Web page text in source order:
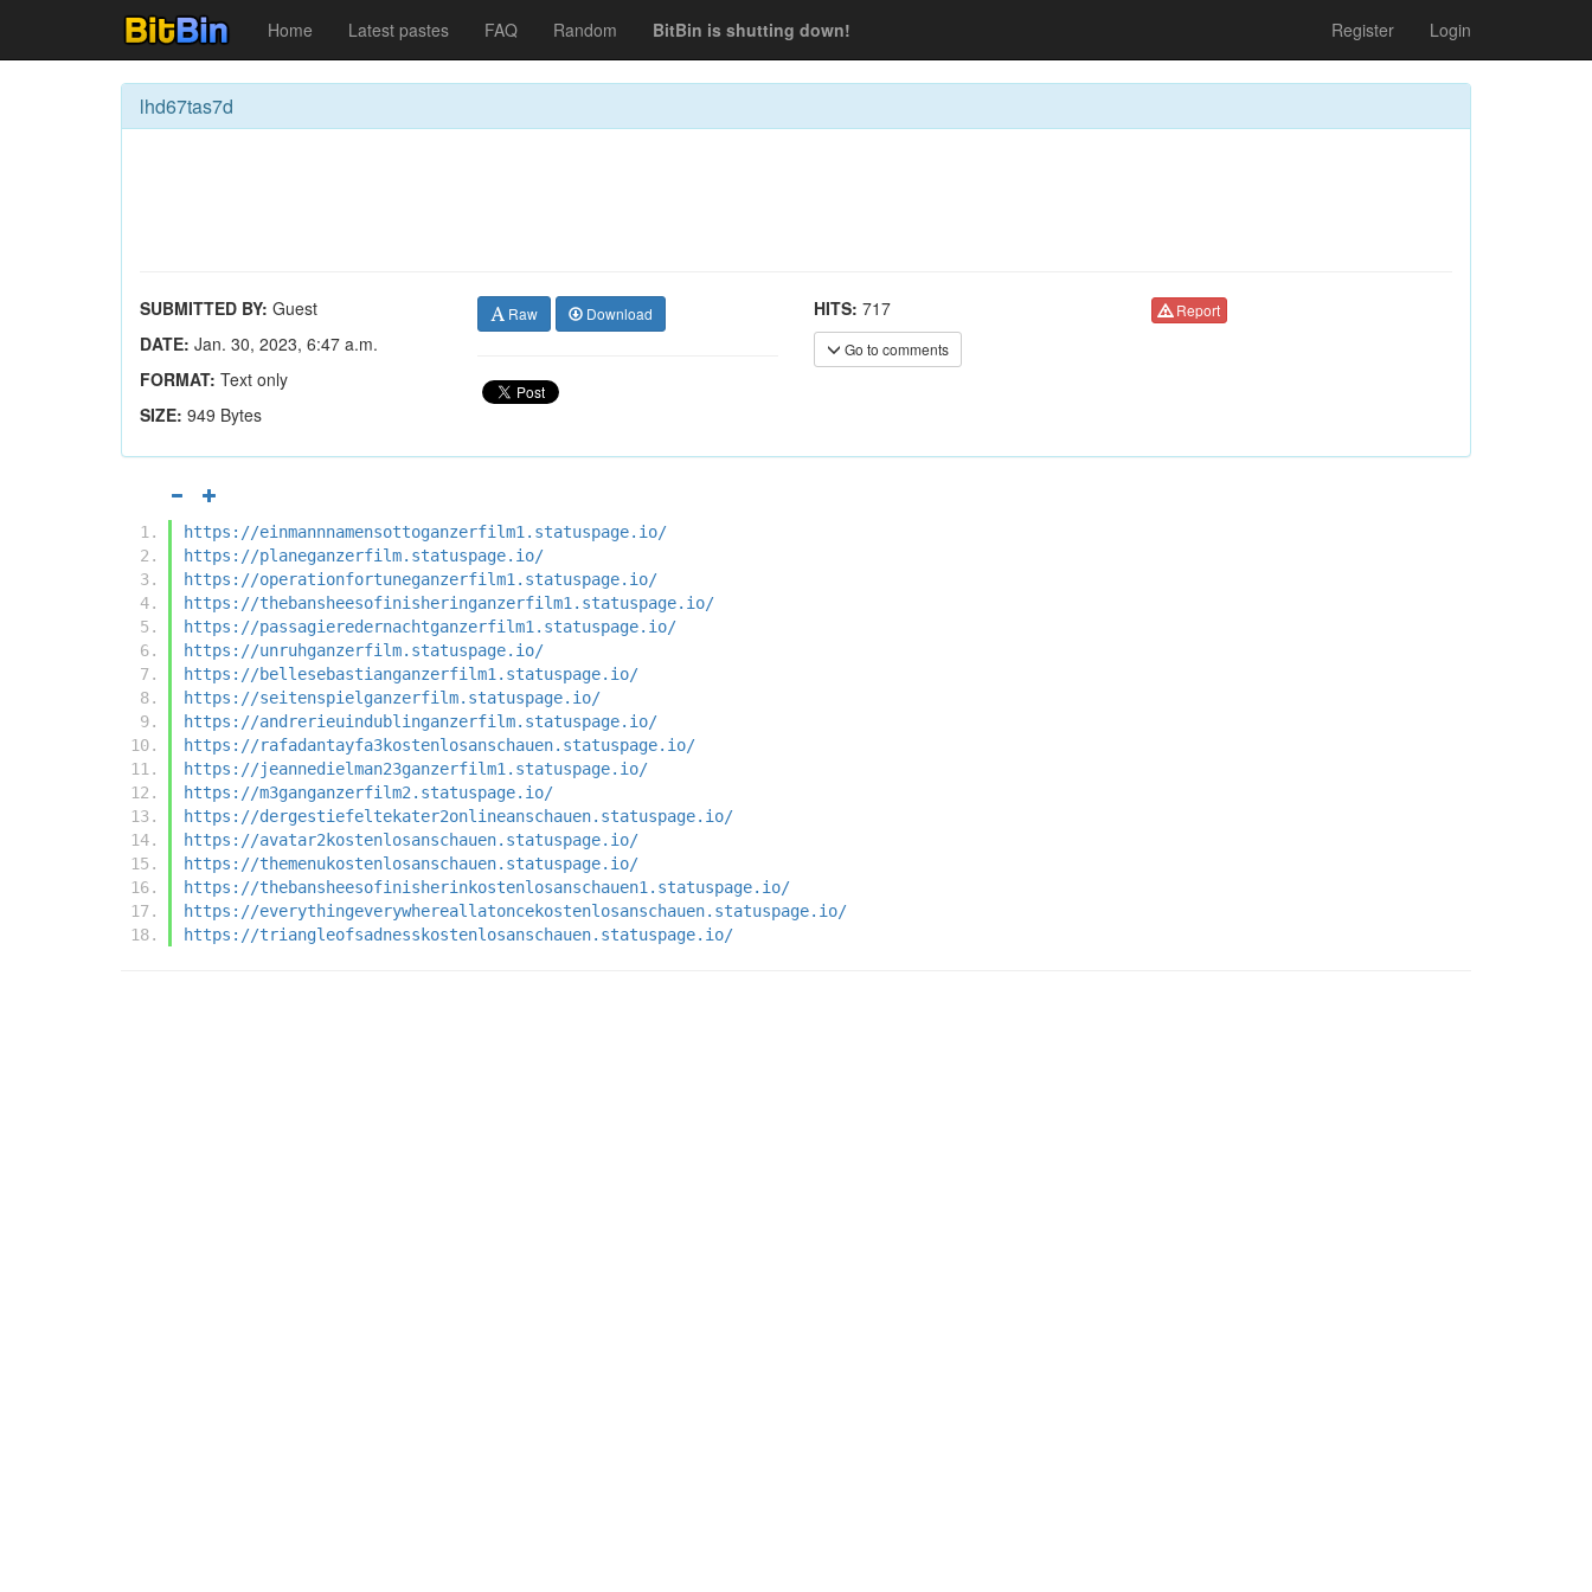
Home Latest pastes FAQ Random BitBin is shutting down! Register Login
lhd67tas7d
SUBMITTED BY: Guest
DATE: Jan. 30, 2023, 6:47 a.m.
FORMAT: Text only
SIZE: 949 Bytes
Raw Download HITS: 717
Go to comments
Report
https://einmannnamensottoganzerfilm1.statuspage.io/
https://planeganzerfilm.statuspage.io/
https://operationfortuneganzerfilm1.statuspage.io/
https://thebansheesofinisheringanzerfilm1.statuspage.io/
https://passagieredernachtganzerfilm1.statuspage.io/
https://unruhganzerfilm.statuspage.io/
https://bellesebastianganzerfilm1.statuspage.io/
https://seitenspielganzerfilm.statuspage.io/
https://andrerieuindublinganzerfilm.statuspage.io/
https://rafadantayfa3kostenlosanschauen.statuspage.io/
https://jeannedielman23ganzerfilm1.statuspage.io/
https://m3ganganzerfilm2.statuspage.io/
https://dergestiefeltekater2onlineanschauen.statuspage.io/
https://avatar2kostenlosanschauen.statuspage.io/
https://themenukostenlosanschauen.statuspage.io/
https://thebansheesofinisherinkostenlosanschauen1.statuspage.io/
https://everythingeverywhereallatoncekostenlosanschauen.statuspage.io/
https://triangleofsadnesskostenlosanschauen.statuspage.io/